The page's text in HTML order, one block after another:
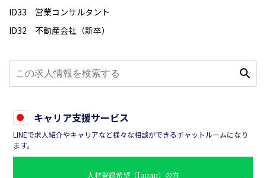
ID33 営業コンサルタント
ID32 不動産会社（新卒）
キャリア支援サービス
LINEで求人紹介やキャリアなど様々な相談ができるチャットルームになり
ます。
人材登録希望（Japan）の方